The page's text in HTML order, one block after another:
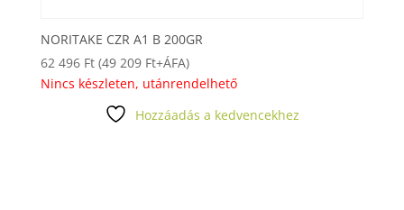
NORITAKE CZR A1 B 200GR
62 496 Ft (49 209 Ft+ÁFA)
Nincs készleten, utánrendelhető
Hozzáadás a kedvencekhez